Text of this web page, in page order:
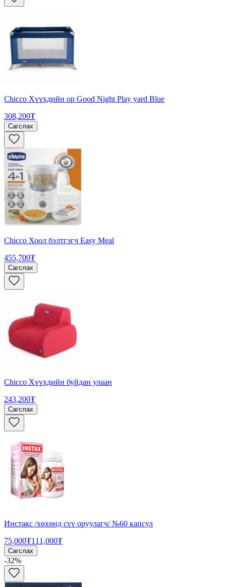
Chicco Хүүхдийн ор Good Night Play yard Blue
308,200₮
Сагслах
Chicco Хоол бэлтгэгч Easy Meal
455,700₮
Сагслах
Chicco Хүүхдийн буйдан улаан
243,200₮
Сагслах
Инстакс /хөхөнд сүү оруулагч/ №60 капсул
75,000₮111,000₮
Сагслах
-32%